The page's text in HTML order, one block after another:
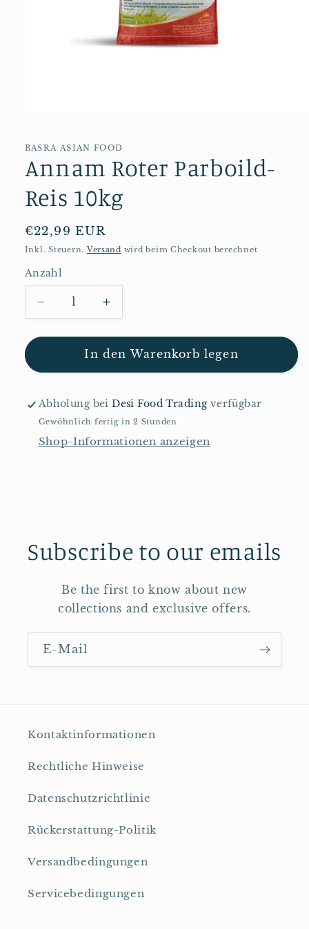
Modal
BASRA ASIAN FOOD
Annam Roter Parboild-
Reis 10kg
Normaler
Preis
€22,99 EUR
Inkl. Steuern. Versand wird beim Checkout berechnet
Anzahl
Anzahl
Verringere
die
Menge
Annam
Parboild-
Reis
Erhöhe
die
Menge
für
Parboild-
10kg
In den Warenkorb legen
Abholung beiDesi Food Tradingverfügbar
Gewöhnlich fertig in 2 Stunden
Shop-Informationen anzeigen
Subscribe to our emails
Be the first to know about new
collections and exclusive offers.
E-Mail
Kontaktinformationen
Rechtliche Hinweise
Datenschutzrichtlinie
Rückerstattung-Politik
Versandbedingungen
Servicebedingungen